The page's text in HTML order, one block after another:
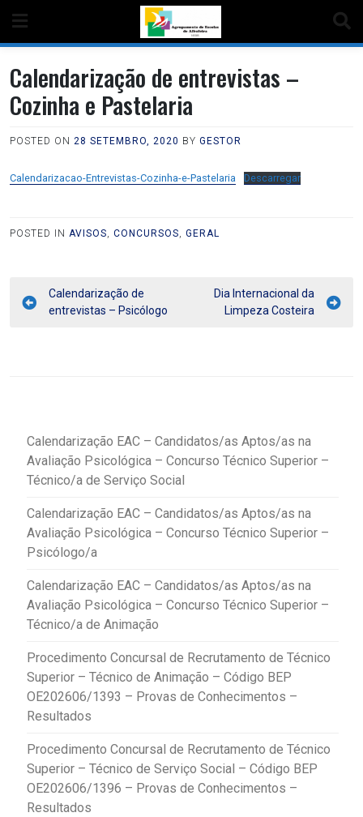
Calendarização de entrevistas –
Cozinha e Pastelaria
POSTED ON 28 SETEMBRO, 2020 BY GESTOR
Calendarizacao-Entrevistas-Cozinha-e-Pastelaria Descarregar
POSTED IN AVISOS, CONCURSOS, GERAL
Calendarização de
entrevistas – Psicólogo
Dia Internacional da
Limpeza Costeira
Calendarização EAC – Candidatos/as Aptos/as na
Avaliação Psicológica – Concurso Técnico Superior –
Técnico/a de Serviço Social
Calendarização EAC – Candidatos/as Aptos/as na
Avaliação Psicológica – Concurso Técnico Superior –
Psicólogo/a
Calendarização EAC – Candidatos/as Aptos/as na
Avaliação Psicológica – Concurso Técnico Superior –
Técnico/a de Animação
Procedimento Concursal de Recrutamento de Técnico
Superior – Técnico de Animação – Código BEP
OE202606/1393 – Provas de Conhecimentos –
Resultados
Procedimento Concursal de Recrutamento de Técnico
Superior – Técnico de Serviço Social – Código BEP
OE202606/1396 – Provas de Conhecimentos –
Resultados